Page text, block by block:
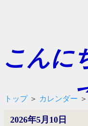
こんに
トップ＞ カレンダー ＞
2026年5月10日